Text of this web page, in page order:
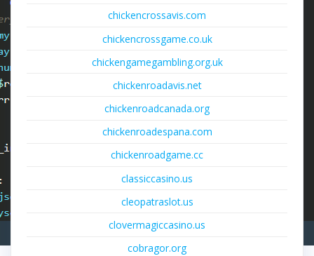
chickencrossavis.com
chickencrossgame.co.uk
chickengamegambling.org.uk
chickenroadavis.net
chickenroadcanada.org
chickenroadespana.com
chickenroadgame.cc
classiccasino.us
cleopatraslot.us
clovermagiccasino.us
cobragor.org